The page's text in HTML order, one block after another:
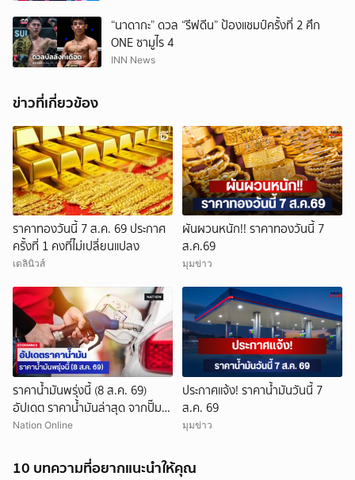
“นาดากะ” ดวล “รีฟดีน” ป้องแชมป์ครั้งที่ 2 ศึก
ONE ซามูไร 4
INN News
ข่าวที่เกี่ยวข้อง
ราคาทองวันนี้ 7 ส.ค. 69 ประกาศ
ครั้งที่ 1 คงที่ไม่เปลี่ยนแปลง
เดลินิวส์
ผันผวนหนัก!! ราคาทองวันนี้ 7
ส.ค.69
มุมข่าว
ราคาน้ำมันพรุ่งนี้ (8 ส.ค. 69)
อัปเดต ราคาน้ำมันล่าสุด จากปั๊ม
ใหญ่
Nation Online
ประกาศแจ้ง! ราคาน้ำมันวันนี้ 7
ส.ค. 69
มุมข่าว
10 บทความที่อยากแนะนำให้คุณ
ยกเลิก